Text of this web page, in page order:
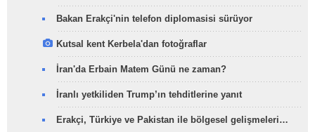
Bakan Erakçi'nin telefon diplomasisi sürüyor
Kutsal kent Kerbela'dan fotoğraflar
İran'da Erbain Matem Günü ne zaman?
İranlı yetkiliden Trump’ın tehditlerine yanıt
Erakçi, Türkiye ve Pakistan ile bölgesel gelişmeleri…